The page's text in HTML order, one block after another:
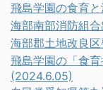
飛島学園の食育
海部南部消防組
海部郡土地改良
飛島学園の「食
(2024.6.05)